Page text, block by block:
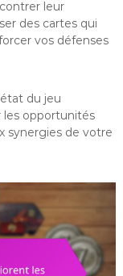
leur
des cartes qui
vos défenses
du jeu
les opportunités
synergies de votre